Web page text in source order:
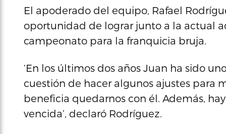
El apoderado del equipo, Rafael
oportunidad de lograr junto a la actual
campeonato para la franquicia bruja.
‘En los últimos dos años Juan ha sido
cuestión de hacer algunos ajustes para
beneficia quedarnos con él. Además,
vencida’, declaró Rodríguez.